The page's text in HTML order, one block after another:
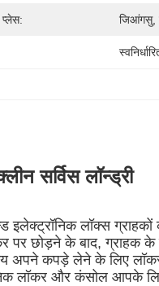
प्लेस: जिआंगसु,
सर्विस लॉन्ड्री
इलेक्ट्रॉनिक लॉक्स
पर छोड़ने के बाद, ग्राहक
अपने कपड़े लेने के लिए
लॉकर और कंसोल आपके